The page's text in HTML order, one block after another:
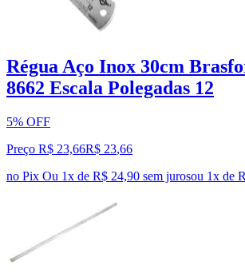
Régua Aço Inox 30cm
8662 Escala Polegadas 12
5% OFF
Preço R$ 23,66R$ 23,66
no Pix Ou 1x de R$ 24,90 sem jurosou 1x de